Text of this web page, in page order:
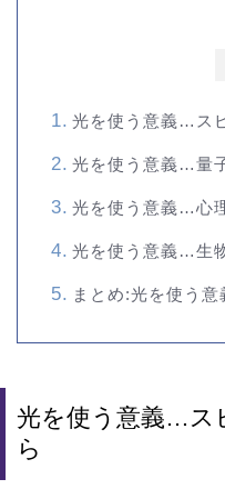
光を使う意義…ス
光を使う意義…量
光を使う意義…心
光を使う意義…生
まとめ:光を使う意
光を使う意義…ス
ら